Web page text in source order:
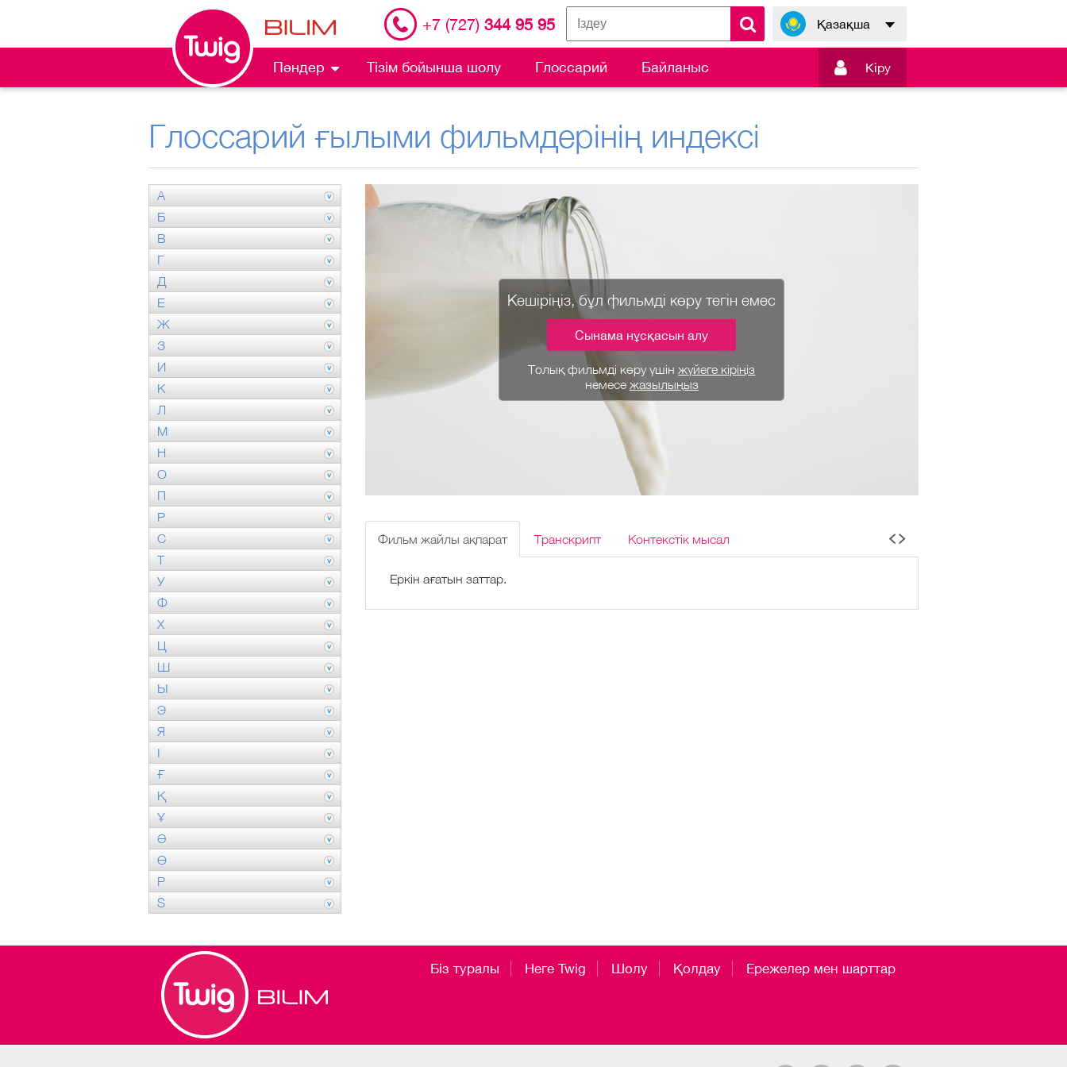
+7 (727) 344 95 95 Қазақша
Пәндер Тізім бойынша шолу Глоссарий Байланыс  Кiру
Глоссарий ғылыми фильмдерінің индексі
А
Б
В
Г
Д
Е
Ж
З
И
К
Л
М
Н
О
П
Р
С
Т
У
Ф
Х
Ц
Ш
Ы
Э
Я
І
Ғ
Қ
Ұ
Ә
Ө
P
S
Кешіріңіз, бұл фильмді көру тегін емес
Сынама нұсқасын алу
Толық фильмді көру үшінжүйеге кіріңіз
немесе жазылыңыз
Фильм жайлы ақпарат Транскрипт Контекстік мысал
Еркін ағатын заттар.
Біз туралы Неге Twig Шолу Қолдау Ережелер мен шарттар